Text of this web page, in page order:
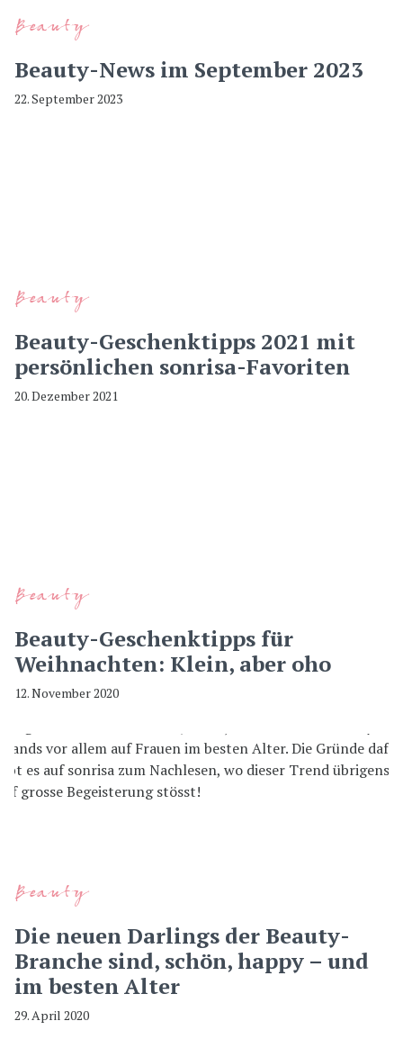
Beauty
Beauty-News im September 2023
22. September 2023
Beauty
Beauty-Geschenktipps 2021 mit
persönlichen sonrisa-Favoriten
20. Dezember 2021
Beauty
Beauty-Geschenktipps für
Weihnachten: Klein, aber oho
12. November 2020
Beauty
Die neuen Darlings der Beauty-
Branche sind, schön, happy – und
im besten Alter
29. April 2020